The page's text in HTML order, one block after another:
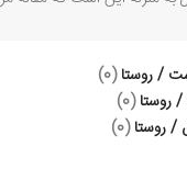
/ روستا (0)
روستا (0)
/ روستا (0)